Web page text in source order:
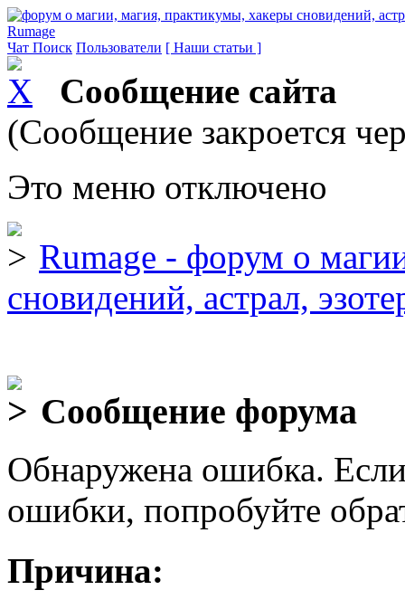
Rumage
Чат Поиск Пользователи [ Наши статьи ]
Сообщение сайта
(Сообщение закроется
Это меню отключено
Rumage - форум о
сновидений, астрал,
Сообщение форума
Обнаружена ошибка.
ошибки, попробуйте
Причина: